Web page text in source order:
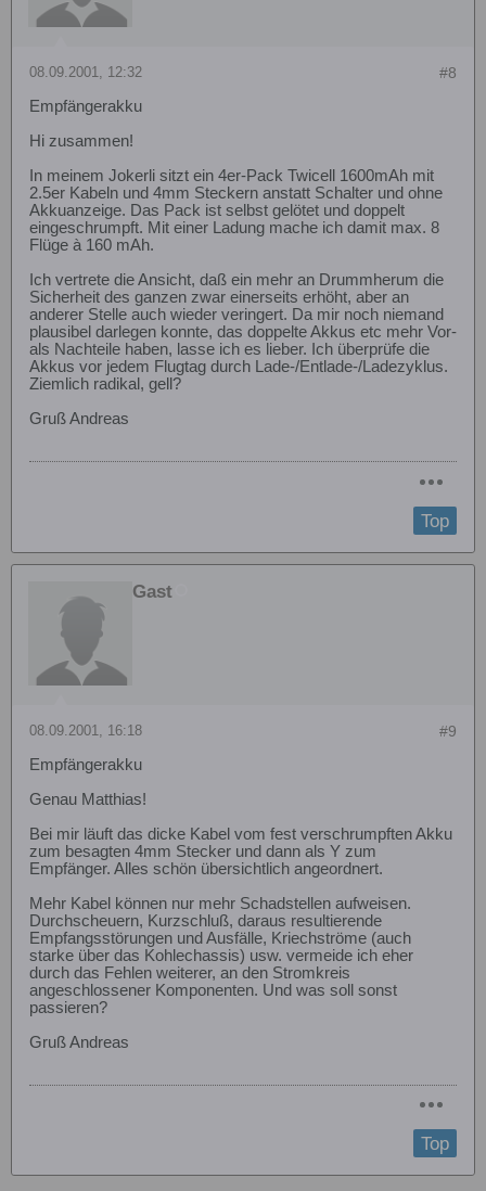
#8
08.09.2001, 12:32
Empfängerakku
Hi zusammen!
In meinem Jokerli sitzt ein 4er-Pack Twicell 1600mAh mit
2.5er Kabeln und 4mm Steckern anstatt Schalter und ohne
Akkuanzeige. Das Pack ist selbst gelötet und doppelt
eingeschrumpft. Mit einer Ladung mache ich damit max. 8
Flüge à 160 mAh.
Ich vertrete die Ansicht, daß ein mehr an Drummherum die
Sicherheit des ganzen zwar einerseits erhöht, aber an
anderer Stelle auch wieder veringert. Da mir noch niemand
plausibel darlegen konnte, das doppelte Akkus etc mehr Vor-
als Nachteile haben, lasse ich es lieber. Ich überprüfe die
Akkus vor jedem Flugtag durch Lade-/Entlade-/Ladezyklus.
Ziemlich radikal, gell?
Gruß Andreas
Top
Gast
#9
08.09.2001, 16:18
Empfängerakku
Genau Matthias!
Bei mir läuft das dicke Kabel vom fest verschrumpften Akku
zum besagten 4mm Stecker und dann als Y zum
Empfänger. Alles schön übersichtlich angeordnert.
Mehr Kabel können nur mehr Schadstellen aufweisen.
Durchscheuern, Kurzschluß, daraus resultierende
Empfangsstörungen und Ausfälle, Kriechströme (auch
starke über das Kohlechassis) usw. vermeide ich eher
durch das Fehlen weiterer, an den Stromkreis
angeschlossener Komponenten. Und was soll sonst
passieren?
Gruß Andreas
Top